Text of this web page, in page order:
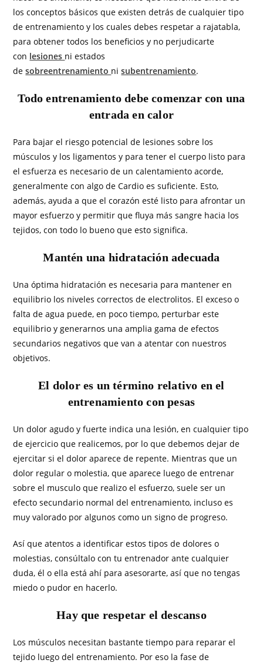
los conceptos básicos que existen detrás de cualquier tipo
de entrenamiento y los cuales debes respetar a rajatabla,
para obtener todos los beneficios y no perjudicarte
con lesiones ni estados
desobreentrenamiento nisubentrenamiento.
Todo entrenamiento debe comenzar con una
entrada en calor
Para bajar el riesgo potencial de lesiones sobre los
músculos y los ligamentos y para tener el cuerpo listo para
el esfuerza es necesario de un calentamiento acorde,
generalmente con algo de Cardio es suficiente. Esto,
además, ayuda a que el corazón esté listo para afrontar un
mayor esfuerzo y permitir que fluya más sangre hacia los
tejidos, con todo lo bueno que esto significa.
Mantén una hidratación adecuada
Una óptima hidratación es necesaria para mantener en
equilibrio los niveles correctos de electrolitos. El exceso o
falta de agua puede, en poco tiempo, perturbar este
equilibrio y generarnos una amplia gama de efectos
secundarios negativos que van a atentar con nuestros
objetivos.
El dolor es un término relativo en el
entrenamiento con pesas
Un dolor agudo y fuerte indica una lesión, en cualquier tipo
de ejercicio que realicemos, por lo que debemos dejar de
ejercitar si el dolor aparece de repente. Mientras que un
dolor regular o molestia, que aparece luego de entrenar
sobre el musculo que realizo el esfuerzo, suele ser un
efecto secundario normal del entrenamiento, incluso es
muy valorado por algunos como un signo de progreso.
Así que atentos a identificar estos tipos de dolores o
molestias, consúltalo con tu entrenador ante cualquier
duda, él o ella está ahí para asesorarte, así que no tengas
miedo o pudor en hacerlo.
Hay que respetar el descanso
Los músculos necesitan bastante tiempo para reparar el
tejido luego del entrenamiento. Por eso la fase de